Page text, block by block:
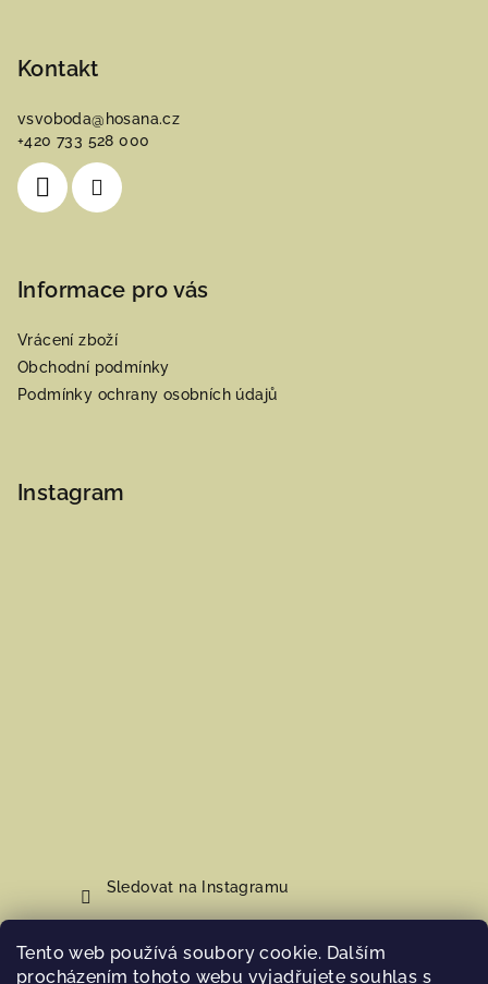
Tento web používá soubory cookie. Dalším
procházením tohoto webu vyjadřujete souhlas s
Kontakt
vsvoboda@ hosana.cz
+420 733 528 000
Informace pro vás
Vrácení zboží
Obchodní podmínky
Podmínky ochrany osobních údajů
Instagram
Sledovat na Instagramu
Nákupní košík